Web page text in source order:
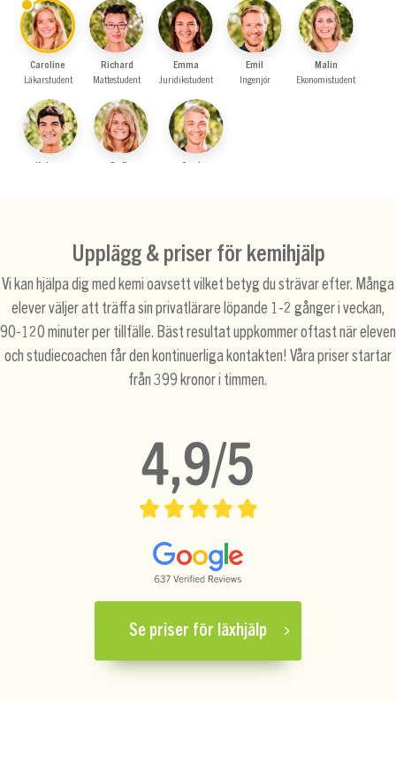
Caroline
Läkarstudent
Richard
Mattestudent
Emma
Juridikstudent
Emil
Ingenjör
Malin
Ekonomistudent
Keiwan Sofia Gustav
Upplägg & priser för kemihjälp
Vi kan hjälpa dig med kemi oavsett vilket betyg du strävar efter. Många
elever väljer att träffa sin privatlärare löpande 1-2 gånger i veckan,
90-120 minuter per tillfälle. Bäst resultat uppkommer oftast när eleven
och studiecoachen får den kontinuerliga kontakten! Våra priser startar
från 399 kronor i timmen.
Se priser för läxhjälp